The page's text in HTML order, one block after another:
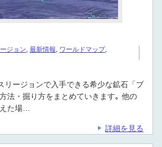
ジョン 最新情報 ワールドマップ,
リージョンで入手できる希少な鉱石「ブ
法・掘り方をまとめていきます｡ 他の
た場…
詳細を見る